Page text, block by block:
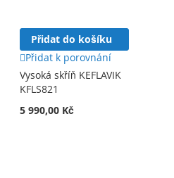
Přidat do košíku
Přidat k porovnání
Vysoká skříň KEFLAVIK
KFLS821
5 990,00 Kč